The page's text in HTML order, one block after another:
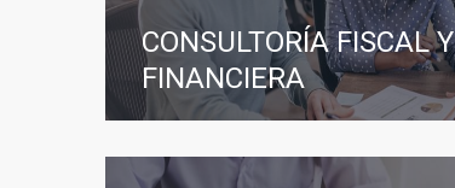
CONSULTORÍA FISCAL Y
FINANCIERA